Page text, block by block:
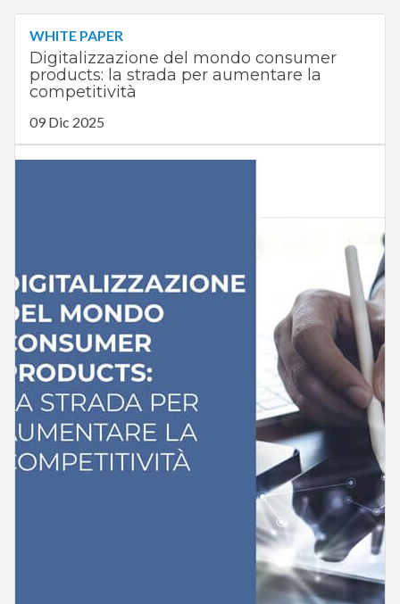
WHITE PAPER
Digitalizzazione del mondo consumer
products: la strada per aumentare la
competitività
09 Dic 2025